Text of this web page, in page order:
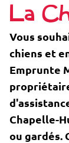
La
Vous
chiens et
Emprunte
Chapelle-
ou gardés.